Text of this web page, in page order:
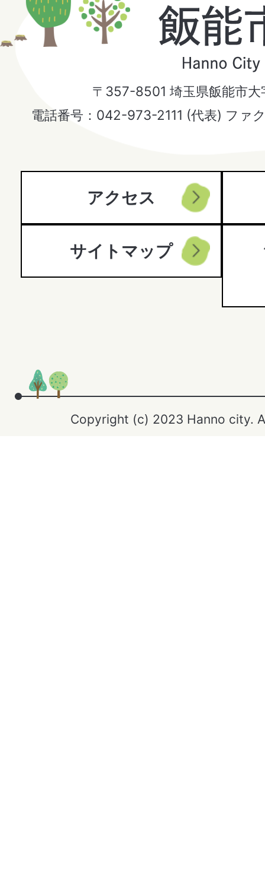
飯
能
Hanno
〒357-8501 埼玉県飯能市大
電話番号：042-973-2111 (代表) ファ
アクセス
サイトマップ
Copyright (c) 2023 Hanno city.